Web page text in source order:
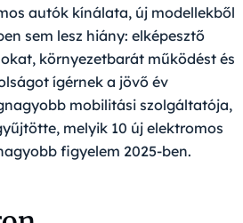
autók kínálata, új modellekből
sem lesz hiány: elképesztő
környezetbarát működést és
ígérnek a jövő év
mobilitási szolgáltatója,
melyik 10 új elektromos
figyelem 2025-ben.